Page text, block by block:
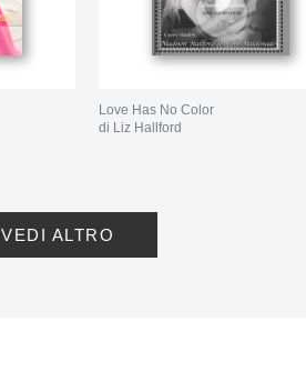
Love Has No Color
di Liz Hallford
VEDI ALTRO